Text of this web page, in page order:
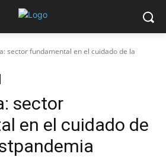
sector fundamental en el cuidado de la
sector
en el cuidado de